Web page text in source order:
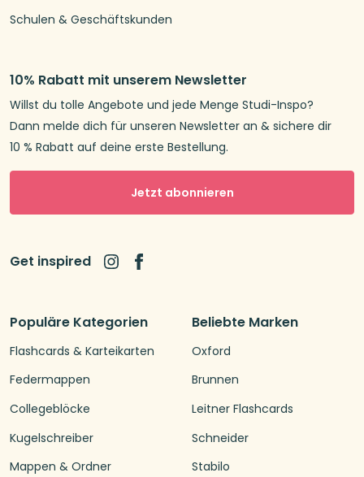
Populäre Kategorien
Flashcards & Karteikarten
Federmappen
Collegeblöcke
Kugelschreiber
Mappen & Ordner
Beliebte Marken
Oxford
Brunnen
Leitner Flashcards
Schneider
Stabilo
Schulen & Geschäftskunden
10% Rabatt mit unserem Newsletter
Willst du tolle Angebote und jede Menge Studi-Inspo?
Dann melde dich für unseren Newsletter an & sichere dir
10 % Rabatt auf deine erste Bestellung.
Jetzt abonnieren
Get inspired